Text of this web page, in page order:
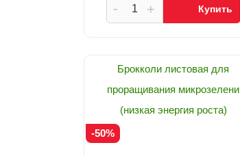
+
- Купить
Брокколи листовая для
проращивания микрозелени
(низкая энергия роста)
-50%